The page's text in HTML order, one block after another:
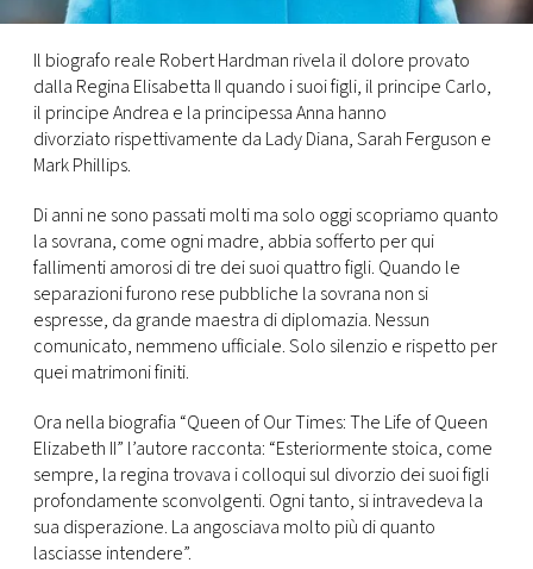
PRINCIPATO
DI
MONACO
RMC
CONSIGLIA
Il biografo reale Robert Hardman rivela il dolore provato
dalla Regina Elisabetta II quando i suoi figli, il principe Carlo,
il principe Andrea e la principessa Anna hanno
divorziato rispettivamente da Lady Diana, Sarah Ferguson e
Mark Phillips.
Di anni ne sono passati molti ma solo oggi scopriamo quanto
la sovrana, come ogni madre, abbia sofferto per qui
fallimenti amorosi di tre dei suoi quattro figli. Quando le
separazioni furono rese pubbliche la sovrana non si
espresse, da grande maestra di diplomazia. Nessun
comunicato, nemmeno ufficiale. Solo silenzio e rispetto per
quei matrimoni finiti.
Ora nella biografia “Queen of Our Times: The Life of Queen
Elizabeth II” l’autore racconta: “Esteriormente stoica, come
sempre, la regina trovava i colloqui sul divorzio dei suoi figli
profondamente sconvolgenti. Ogni tanto, si intravedeva la
sua disperazione. La angosciava molto più di quanto
lasciasse intendere”.